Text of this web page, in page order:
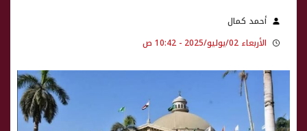
أحمد كمال
الأربعاء 02/يوليو/2025 - 10:42 ص